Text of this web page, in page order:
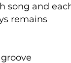
song and
remains